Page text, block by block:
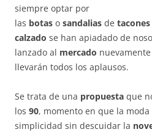
siempre optar por
las botas o sandalias de tacones
calzado se han apiadado de
lanzado al mercado
llevarán todos los aplausos.
Se trata de una propuesta que
los 90, momento en que la
simplicidad sin descuidar la